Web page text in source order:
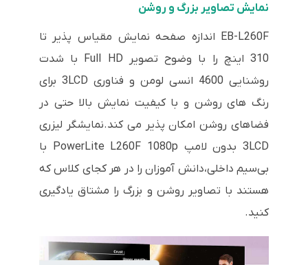
نمایش تصاویر بزرگ و روشن
EB-L260F اندازه صفحه نمایش مقیاس پذیر تا
310 اینچ را با وضوح تصویر Full HD با شدت
روشنایی 4600 انسی لومن و فناوری 3LCD برای
رنگ های روشن و با کیفیت نمایش بالا حتی در
فضاهای روشن امکان پذیر می کند.نمایشگر لیزری
3LCD بدون لامپ PowerLite L260F 1080p با
بی‌سیم داخلی،دانش آموزان را در هر کجای کلاس که
هستند با تصاویر روشن و بزرگ را مشتاق یادگیری
کنید.